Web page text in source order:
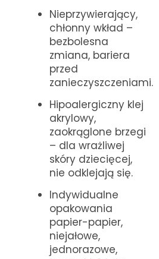
Nieprzywierający,
chłonny wkład –
bezbolesna
zmiana, bariera
przed
zanieczyszczeniami.
Hipoalergiczny klej
akrylowy,
zaokrąglone brzegi
– dla wrażliwej
skóry dziecięcej,
nie odklejają się.
Indywidualne
opakowania
papier-papier,
niejałowe,
jednorazowe,